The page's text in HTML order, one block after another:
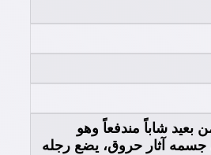
شاباً مندفعاً وهو
جسمه آثار حروق، يضع رجله